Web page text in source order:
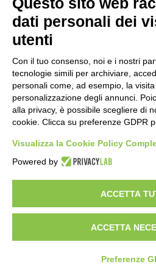
IDEE DI VIAGGIO
CROCIERE IN BARCA A VELA
TOUR CROAZIA
TERME & WELLNESS
VACANZA GIOVANE A NOVALJA
Seguici su
Firmatour di Egocentro Srl ©2026
02617600404 - C.F.
Designed by
dati personali dei
utenti
Con il tuo consenso, noi e i nostri
tecnologie simili per archiviare,
personali come, ad esempio, la
personalizzazione degli annunci.
alla privacy, è possibile scegliere di
cookie. Clicca su preferenze GDPR
Visualizza la Cookie Policy
Powered by
ACCETTA
ACCETTA
Preferenze